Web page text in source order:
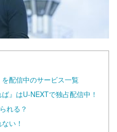
を配信中のサービス一覧
』はU-NEXTで独占配信中！
れる？
い！